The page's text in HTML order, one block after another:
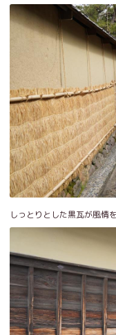
しっとりとした黒瓦が風情